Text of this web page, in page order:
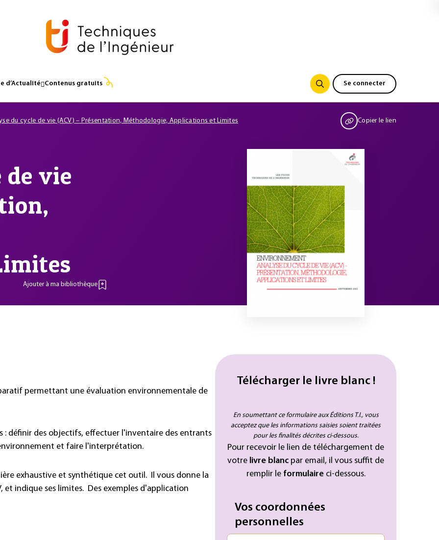
d’Actualité Contenus gratuits Se connecter
du cycle de vie (ACV) – Présentation, Méthodologie, Applications et Limites Copier le lien
de vie
Ajouter à ma bibliothèque
permettant une évaluation environnementale de
: définir des objectifs, effectuer l'inventaire des entrants
et faire l'interprétation.
exhaustive et synthétique cet outil. Il vous donne la
indique ses limites. Des exemples d'application
Télécharger le livre blanc !
En soumettant ce formulaire aux Éditions T.I., vous
acceptez que les informations saisies soient traitées
pour les finalités décrites ci-dessous.
Pour recevoir le lien de téléchargement de
votre livre blanc par email, il vous suffit de
remplir le formulaireci-dessous.
Vos coordonnées
personnelles